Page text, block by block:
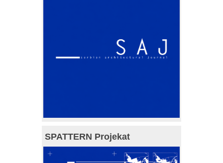
SPATTERN Projekat